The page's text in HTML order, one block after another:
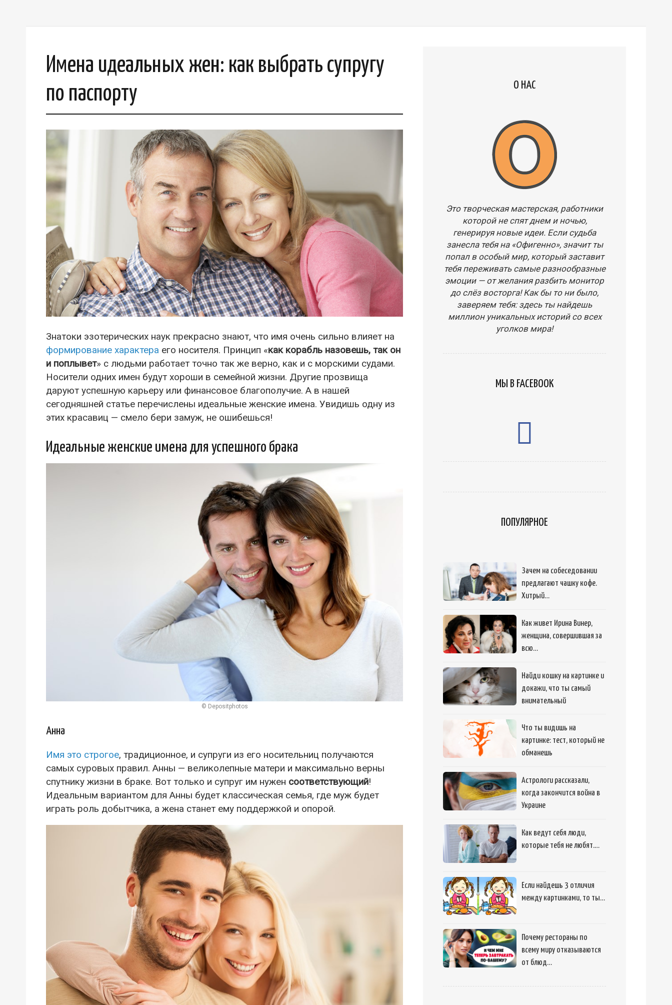
Имена идеальных жен: как выбрать супругу
по паспорту
Знатоки эзотерических наук прекрасно знают, что имя очень сильно влияет на
формирование характера его носителя. Принцип «как корабль назовешь, так он
и поплывет» с людьми работает точно так же верно, как и с морскими судами.
Носители одних имен будут хороши в семейной жизни. Другие прозвища
даруют успешную карьеру или финансовое благополучие. А в нашей
сегодняшней статье перечислены идеальные женские имена. Увидишь одну из
этих красавиц — смело бери замуж, не ошибешься!
Идеальные женские имена для успешного брака
© Depositphotos
Анна
Имя это строгое, традиционное, и супруги из его носительниц получаются
самых суровых правил. Анны — великолепные матери и максимально верны
спутнику жизни в браке. Вот только и супруг им нужен соответствующий!
Идеальным вариантом для Анны будет классическая семья, где муж будет
играть роль добытчика, а жена станет ему поддержкой и опорой.
О НАС
Это творческая мастерская, работники
которой не спят днем и ночью,
генерируя новые идеи. Если судьба
занесла тебя на «Офигенно», значит ты
попал в особый мир, который заставит
тебя переживать самые разнообразные
эмоции — от желания разбить монитор
до слёз восторга! Как бы то ни было,
заверяем тебя: здесь ты найдешь
миллион уникальных историй со всех
уголков мира!
МЫ В FACEBOOK
ПОПУЛЯРНОЕ
Зачем на собеседовании
предлагают чашку кофе.
Хитрый…
Как живет Ирина Винер,
женщина, совершившая за
всю…
Найди кошку на картинке и
докажи, что ты самый
внимательный
Что ты видишь на
картинке: тест, который не
обманешь
Астрологи рассказали,
когда закончится война в
Украине
Как ведут себя люди,
которые тебя не любят.…
Если найдешь 3 отличия
между картинками, то ты…
Почему рестораны по
всему миру отказываются
от блюд…